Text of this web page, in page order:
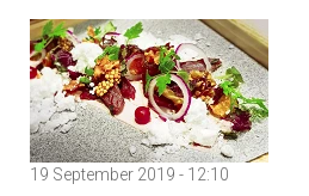
19 September 2019 - 12:10